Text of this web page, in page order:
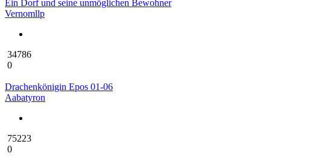
Ein Dorf und seine unmöglichen Bewohner
Vernomllp
34786
0
Drachenkönigin Epos 01-06
Aabatyron
75223
0